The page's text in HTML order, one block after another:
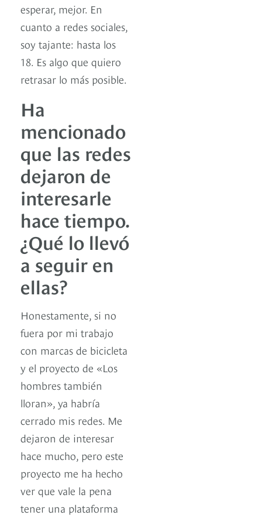
esperar, mejor. En
cuanto a redes sociales,
soy tajante: hasta los
18. Es algo que quiero
retrasar lo más posible.
Ha
mencionado
que las redes
dejaron de
interesarle
hace tiempo.
¿Qué lo llevó
a seguir en
ellas?
Honestamente, si no
fuera por mi trabajo
con marcas de bicicleta
y el proyecto de «Los
hombres también
lloran», ya habría
cerrado mis redes. Me
dejaron de interesar
hace mucho, pero este
proyecto me ha hecho
ver que vale la pena
tener una plataforma